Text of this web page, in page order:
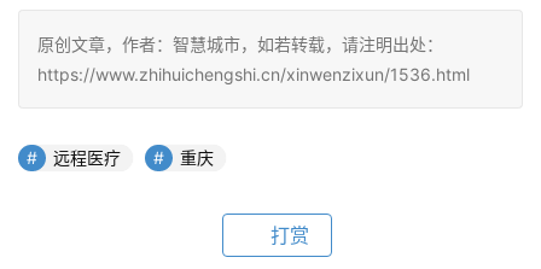
原创文章，作者：智慧城市，如若转载，请注明出处：
https://www.zhihuichengshi.cn/xinwenzixun/1536.html
远程医疗 重庆
打赏